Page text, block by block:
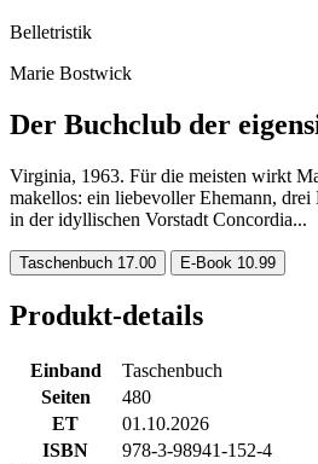
Belletristik
Marie Bostwick
Der Buchclub der
Virginia, 1963. Für die meisten wirkt
makellos: ein liebevoller Ehemann,
in der idyllischen Vorstadt Concordia...
Taschenbuch 17.00 E-Book 10.99
Produkt-details
Einband
Taschenbuch
Seiten
480
ET
01.10.2026
ISBN
978-3-98941-152-4